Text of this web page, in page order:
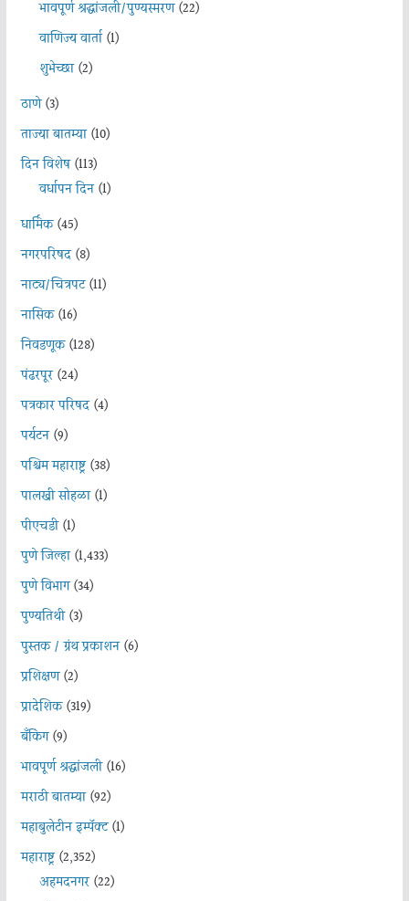
भावपूर्ण श्रद्धांजली/पुण्यस्मरण(22)
वाणिज्य वार्ता(1)
शुभेच्छा(2)
ठाणे(3)
ताज्या बातम्या(10)
दिन विशेष(113)
वर्धापन दिन(1)
धार्मिक(45)
नगरपरिषद(8)
नाट्य/चित्रपट(11)
नासिक(16)
निवडणूक(128)
पंढरपूर(24)
पत्रकार परिषद(4)
पर्यटन(9)
पश्चिम महाराष्ट्र(38)
पालखी सोहळा(1)
पीएचडी(1)
पुणे जिल्हा(1,433)
पुणे विभाग(34)
पुण्यतिथी(3)
पुस्तक / ग्रंथ प्रकाशन(6)
प्रशिक्षण(2)
प्रादेशिक(319)
बँकिंग(9)
भावपूर्ण श्रद्धांजली(16)
मराठी बातम्या(92)
महाबुलेटीन इम्पॅक्ट(1)
महाराष्ट्र(2,352)
अहमदनगर(22)